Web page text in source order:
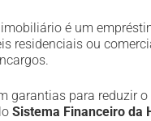
é um
residenciais ou
garantias para reduzir
Sistema Financeiro da